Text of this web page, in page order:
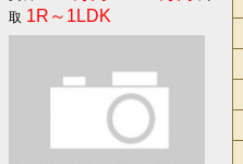
1R～1LDK